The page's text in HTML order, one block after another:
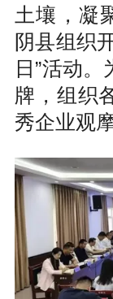
土壤，凝
阴县组织
日”活动
牌，组织
秀企业观